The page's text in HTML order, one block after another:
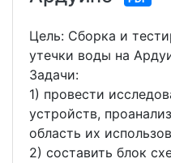
Цель: Сборка и
утечки воды на
Задачи:
1) провести
устройств,
область их
2) составить блок